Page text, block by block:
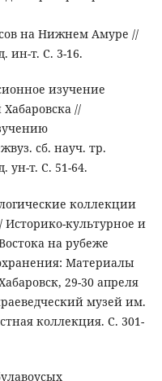
на Нижнем Амуре //
ин-т. С. 3-16.
изучение
//
сб. науч. тр.
ун-т. С. 51-64.
коллекции
Историко-культурное и
на рубеже
Материалы
29-30 апреля
музей им.
коллекция. С. 301-